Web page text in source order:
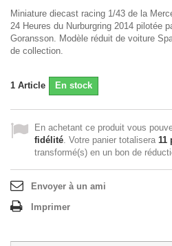
Miniature diecast racing 1/43 de la
24 Heures du Nurburgring 2014 pilotée
Goransson. Modèle réduit de voiture
de collection.
1 Article En stock
En achetant ce produit vous
fidélité. Votre panier totalisera 11
transformé(s) en un bon de
Envoyer à un ami
Imprimer